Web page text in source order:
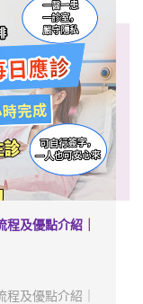
及優點介紹｜
及優點介紹｜